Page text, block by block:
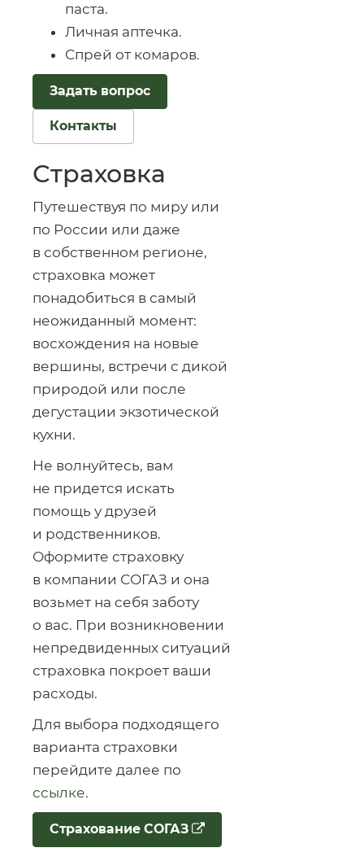
паста.
Личная аптечка.
Спрей от комаров.
Задать вопрос
Контакты
Страховка
Путешествуя по миру или
по России или даже
в собственном регионе,
страховка может
понадобиться в самый
неожиданный момент:
восхождения на новые
вершины, встречи с дикой
природой или после
дегустации экзотической
кухни.
Не волнуйтесь, вам
не придется искать
помощь у друзей
и родственников.
Оформите страховку
в компании СОГАЗ и она
возьмет на себя заботу
о вас. При возникновении
непредвиденных ситуаций
страховка покроет ваши
расходы.
Для выбора подходящего
варианта страховки
перейдите далее по
ссылке.
Страхование СОГАЗ